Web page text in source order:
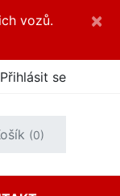
vozů.
×
Přihlásit se
(0)